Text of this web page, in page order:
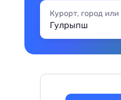
Курорт, город или